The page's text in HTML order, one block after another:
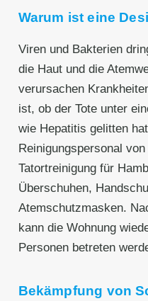
Warum ist eine
Viren und Bakterien
die Haut und die
verursachen
ist, ob der Tote unter
wie Hepatitis gelitten
Reinigungspersonal
Tatortreinigung für
Überschuhen,
Atemschutzmasken.
kann die Wohnung
Personen betreten
Bekämpfung von